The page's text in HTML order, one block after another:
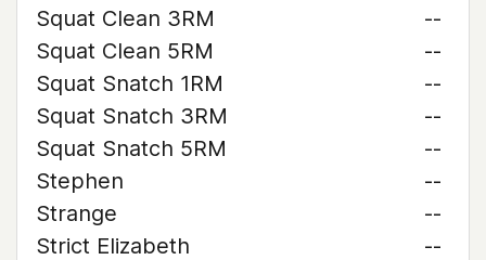
Squat Clean 3RM
--
Squat Clean 5RM
--
Squat Snatch 1RM
--
Squat Snatch 3RM
--
Squat Snatch 5RM
--
Stephen
--
Strange
--
Strict Elizabeth
--